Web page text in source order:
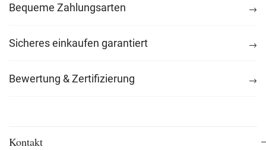
Bequeme Zahlungsarten
Sicheres einkaufen garantiert
Bewertung & Zertifizierung
Kontakt